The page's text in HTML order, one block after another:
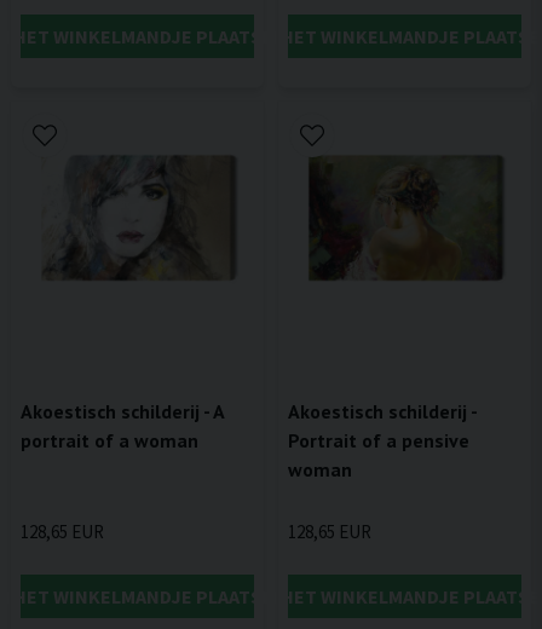
HET WINKELMANDJE PLAATSENIN HET WINKELMANDJE
Akoestisch schilderij - A
portrait of a woman
128,65 EUR
HET WINKELMANDJE PLAATSEN
Akoestisch schilderij -
Portrait of a pensive
woman
128,65 EUR
IN HET WINKELMANDJE